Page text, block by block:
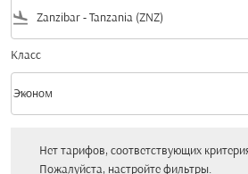
flight_land
Класс
Класс option Эконом Selected
Эконом
keyboard_arrow_down
Нет тарифов, соответствующих
Пожалуйста, настройте фильтры.